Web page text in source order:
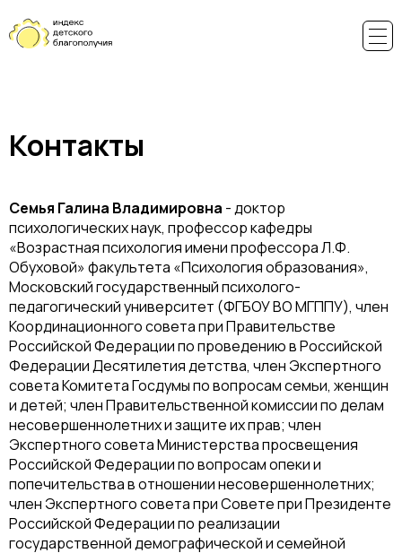
Контакты
Семья Галина Владимировна - доктор
психологических наук, профессор кафедры
«Возрастная психология имени профессора Л.Ф.
Обуховой» факультета «Психология образования»,
Московский государственный психолого-
педагогический университет (ФГБОУ ВО МГППУ), член
Координационного совета при Правительстве
Российской Федерации по проведению в Российской
Федерации Десятилетия детства, член Экспертного
совета Комитета Госдумы по вопросам семьи, женщин
и детей; член Правительственной комиссии по делам
несовершеннолетних и защите их прав; член
Экспертного совета Министерства просвещения
Российской Федерации по вопросам опеки и
попечительства в отношении несовершеннолетних;
член Экспертного совета при Совете при Президенте
Российской Федерации по реализации
государственной демографической и семейной